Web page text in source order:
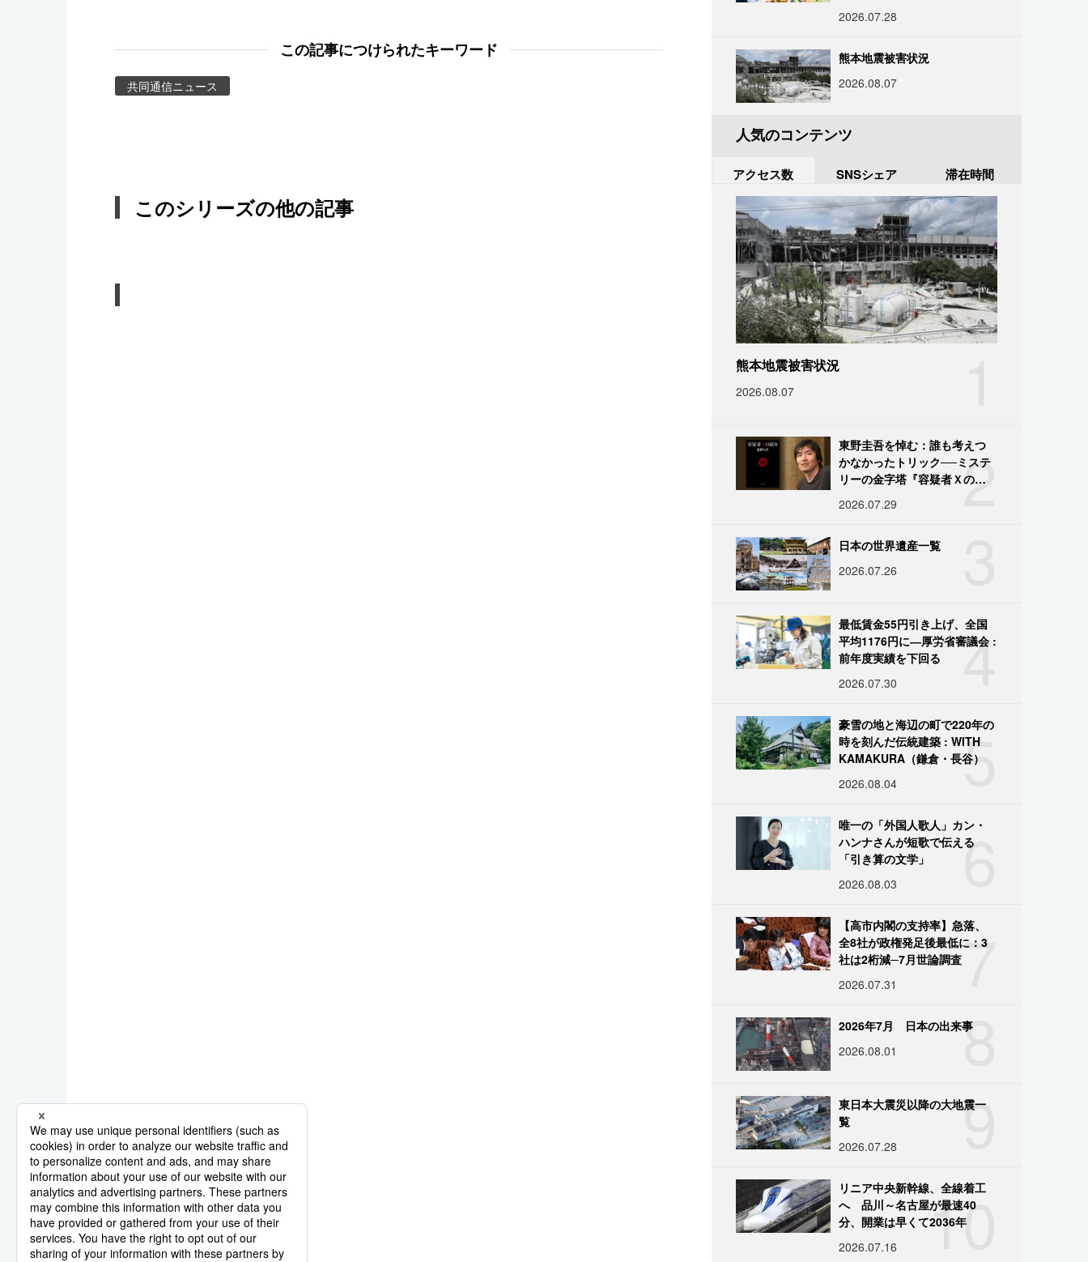
この記事につけられたキーワード
共同通信ニュース
このシリーズの他の記事
2026.07.28
熊本地震被害状況
2026.08.07
人気のコンテンツ
アクセス数 SNSシェア 滞在時間
熊本地震被害状況
2026.08.07
2
東野圭吾を悼む：誰も考えつ
かなかったトリック──ミステ
リーの金字塔『容疑者Ｘの献
2026.07.29
日本の世界遺産一覧
2026.07.26
4
最低賃金55円引き上げ、全国
平均1176円に―厚労省審議会 :
前年度実績を下回る
2026.07.30
5
豪雪の地と海辺の町で220年の
時を刻んだ伝統建築 : WITH
KAMAKURA（鎌倉・長谷）
2026.08.04
6
唯一の「外国人歌人」カン・
ハンナさんが短歌で伝える
「引き算の文学」
2026.08.03
7
【高市内閣の支持率】急落、
全8社が政権発足後最低に：3
社は2桁減─7月世論調査
2026.07.31
8
2026年7月 日本の出来事
2026.08.01
9
東日本大震災以降の大地震一
覧
2026.07.28
10
リニア中央新幹線、全線着工
へ 品川～名古屋が最速40
分、開業は早くて2036年
2026.07.16